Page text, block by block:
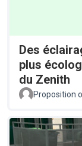
Des
plus
du Zenith
Proposition